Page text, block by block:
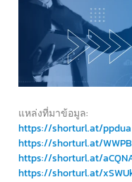
แหล่งที่มาข้อมูล:
https://shorturl.at/ppdua
https://shorturl.at/
https://shorturl.at/
https://shorturl.at/